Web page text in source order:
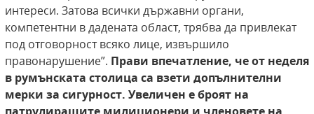
интереси. Затова всички държавни органи,
компетентни в дадената област, трябва да привлекат
под отговорност всяко лице, извършило
правонарушение”. Прави впечатление, че от неделя
в румънската столица са взети допълнителни
мерки за сигурност. Увеличен е броят на